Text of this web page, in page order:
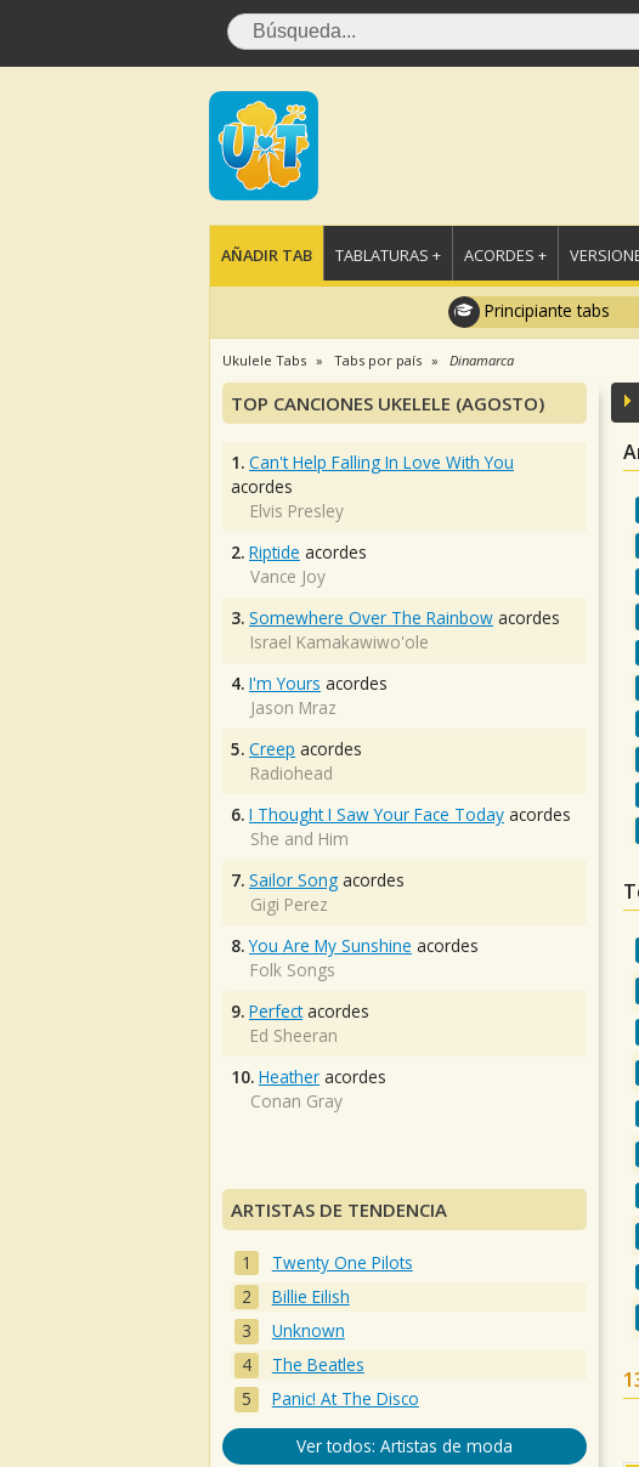
AÑADIR TAB TABLATURAS + ACORDES +
Principiante tabs
Ukulele Tabs Tabs por país Dinamarca
TOP CANCIONES UKELELE (AGOSTO)
1. Can't Help Falling In Love With You
acordes
Elvis Presley
2. Riptide acordes
Vance Joy
3. Somewhere Over The Rainbow acordes
Israel Kamakawiwo'ole
4. I'm Yours acordes
Jason Mraz
5. Creep acordes
Radiohead
6. I Thought I Saw Your Face Today acordes
She and Him
7. Sailor Song acordes
Gigi Perez
8. You Are My Sunshine acordes
Folk Songs
9. Perfectacordes
Ed Sheeran
10. Heather acordes
Conan Gray
ARTISTAS DE TENDENCIA
Twenty One Pilots
Billie Eilish
Unknown
The Beatles
Panic! At The Disco
Ver todos: Artistas de moda